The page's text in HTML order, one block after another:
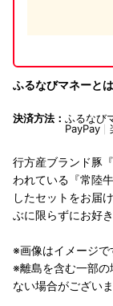
ふるなびマネーとは
決済方法： ふるなび
PayPay
行方産ブランド豚
われている『常陸
したセットをお届
ぶに限らずにお好
※画像はイメージで
※離島を含む一部
ない場